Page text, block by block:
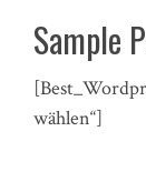
Sample
wählen“]